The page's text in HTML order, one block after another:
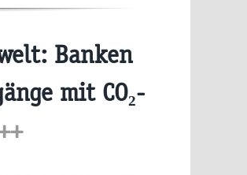
Banken
mit CO₂-